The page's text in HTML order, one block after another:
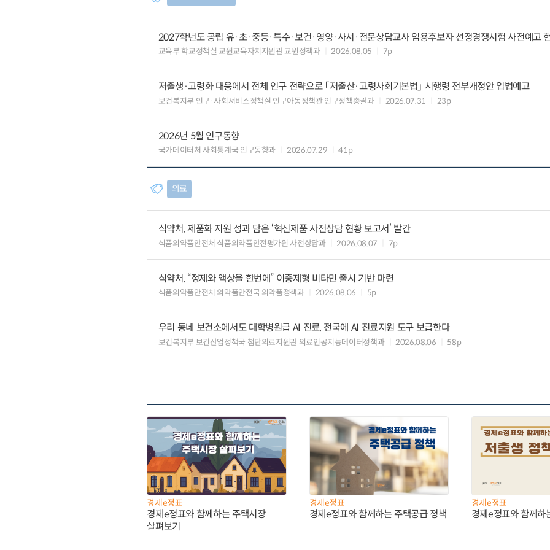
2027학년도 공립 유·초·중등·특수·보건·영양·사서·전문상담교사 임용후보자 선정경쟁시험 사전예고
교육부 학교정책실 교원교육자치지원관 교원정책과 2026.08.05 7p
저출생·고령화 대응에서 전체 인구 전략으로 「저출산·고령사회기본법」 시행령 전부개정안 입법예고
보건복지부 인구·사회서비스정책실 인구아동정책관 인구정책총괄과 2026.07.31 23p
2026년 5월 인구동향
국가데이터처 사회통계국 인구동향과 2026.07.29 41p
의료
식약처, 제품화 지원 성과 담은 ‘혁신제품 사전상담 현황 보고서’ 발간
식품의약품안전처 식품의약품안전평가원 사전상담과 2026.08.07 7p
식약처, “정제와 액상을 한번에” 이중제형 비타민 출시 기반 마련
식품의약품안전처 의약품안전국 의약품정책과 2026.08.06 5p
우리 동네 보건소에서도 대학병원급 AI 진료, 전국에 AI 진료지원 도구 보급한다
보건복지부 보건산업정책국 첨단의료지원관 의료인공지능데이터정책과 2026.08.06 58p
경제e정표
경제e정표와 함께하는 주택시장
살펴보기
경제e정표
경제e정표와 함께하는 주택공급 정책
경제e정표
경제e정표와 함께하